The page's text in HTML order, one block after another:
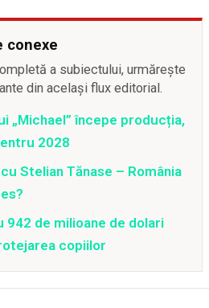
conexe
a subiectului, urmărește
din același flux editorial.
„Michael” începe producția,
2028
Stelian Tănase – România
942 de milioane de dolari
copiilor